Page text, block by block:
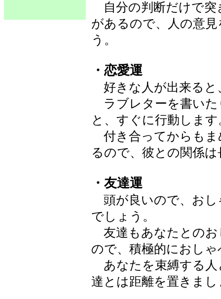
自分の判断だけで突
があるので、人の意
う。
・恋愛運
好きな人が出来ると
ラブレターを書いた
と、すぐに行動します
付き合ってからもま
るので、彼との関係
・友達運
頭が良いので、おし
でしょう。
友達もあなたとのお
ので、積極的におし
あなたを束縛する人
達とは距離を置きまし